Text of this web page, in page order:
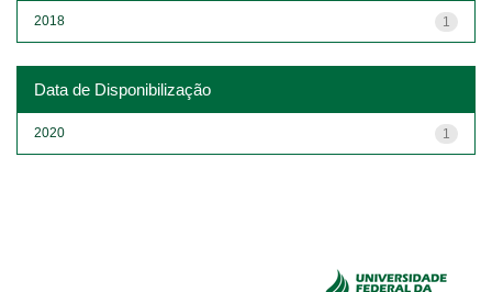
1
2018
Data de Disponibilização
1
2020